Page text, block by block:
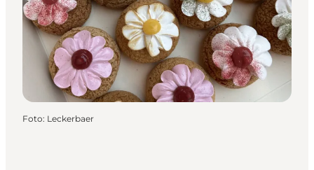
Foto: Leckerbaer